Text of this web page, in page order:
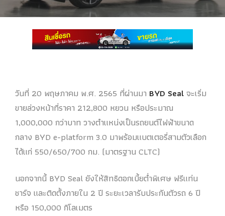
วันที่ 20 พฤษภาคม พ.ศ. 2565 ที่ผ่านมา BYD Sealจะเริ่ม
ขายล่วงหน้าที่ราคา 212,800 หยวน หรือประมาณ
1,000,000 กว่าบาท วางตำแหน่งเป็นรถยนต์ไฟฟ้าขนาด
กลาง BYD e-platform 3.0 มาพร้อมแบตเตอรี่สามตัวเลือก
ได้แก่ 550/650/700 กม. (มาตรฐาน CLTC)
นอกจากนี้ BYD Seal ยังให้สิทธิดอกเบี้ยต่ำพิเศษ ฟรีแท่น
ชาร์จ และติดตั้งภายใน 2 ปี ระยะเวลารับประกันตัวรถ 6 ปี
หรือ 150,000 กิโลเมตร